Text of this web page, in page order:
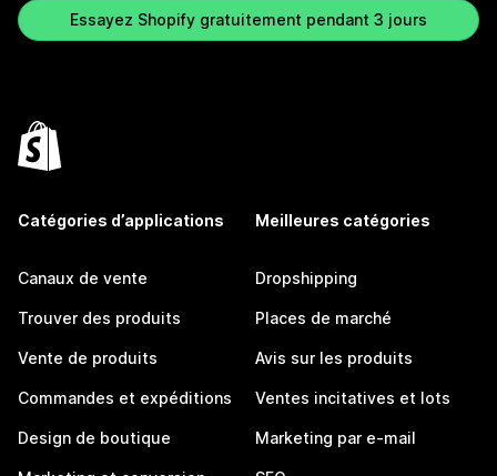
Essayez Shopify gratuitement pendant 3 jours
Catégories d’applications
Canaux de vente
Trouver des produits
Vente de produits
Commandes et expéditions
Design de boutique
Meilleures catégories
Dropshipping
Places de marché
Avis sur les produits
Ventes incitatives et lots
Marketing par e-mail